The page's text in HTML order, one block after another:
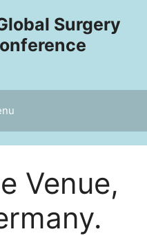
Surgery
Venue,